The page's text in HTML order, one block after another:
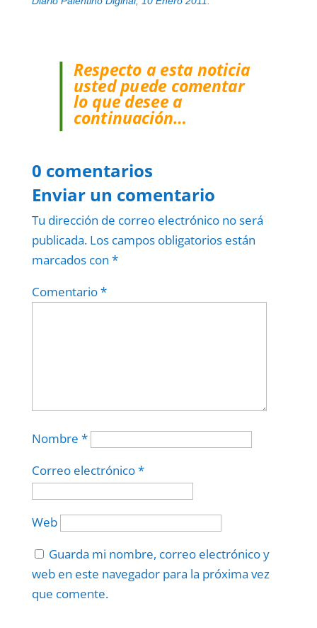
Respecto a esta noticia
usted puede comentar
lo que desee a
continuación…
0 comentarios
Enviar un comentario
Tu dirección de correo electrónico no será
publicada. Los campos obligatorios están
marcados con *
Comentario*
Nombre *
Correo electrónico*
Web
Guarda mi nombre, correo electrónico y
web en este navegador para la próxima vez
que comente.